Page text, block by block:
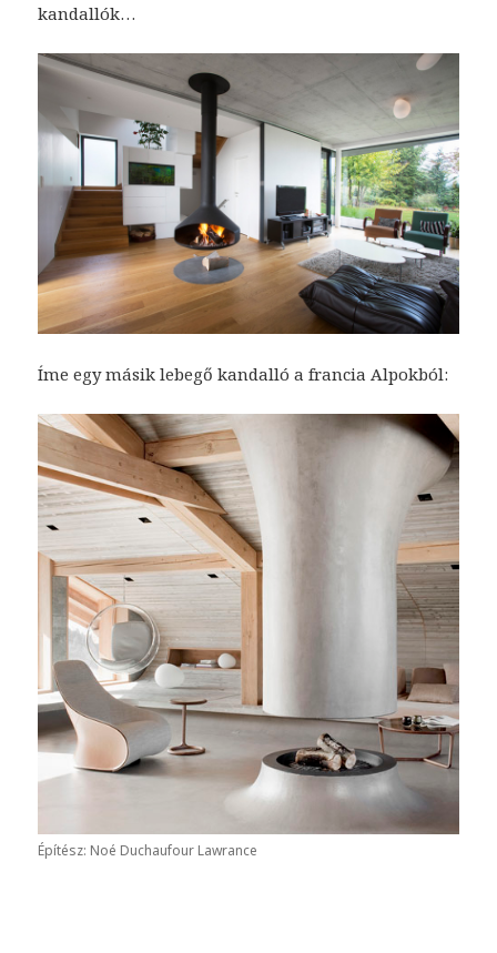
kandallók…
Íme egy másik lebegő kandalló a francia Alpokból:
Építész: Noé Duchaufour Lawrance